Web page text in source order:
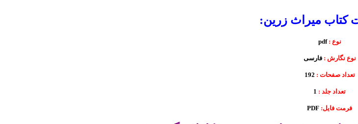
میراث زرین:
نوع : pdf
نوع نگارش : فارسی
تعداد صفحات :
تعداد جلد :
فرمت فایل: